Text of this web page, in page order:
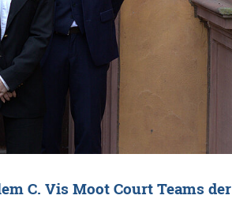
C. Vis Moot Court Teams der